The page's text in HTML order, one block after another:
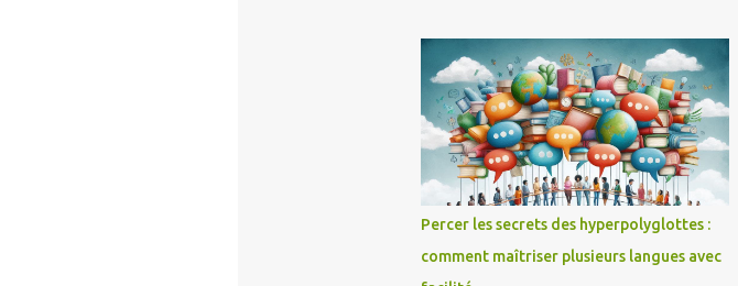
et à éviter les maladresses, voici une liste de
mots indonésiens courants dans la ville. Des
termes de transport aux expressions
emblématiques, vous vous sentirez
instantanément comme un local. Transports
et lieux Becak Hantu = Pousse-pousse
motorisé qui va très vite Galon = Station-
service Kede Aceh = Épicerie (généralement
tenue par des Acehnais) Kede Sampah =
Percer les secrets des hyperpolyglottes :
comment maîtriser plusieurs langues avec